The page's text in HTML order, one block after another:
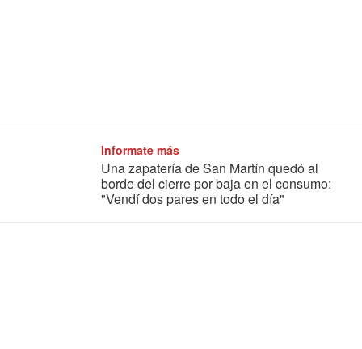
Informate más
Una zapatería de San Martín quedó al
borde del cierre por baja en el consumo:
"Vendí dos pares en todo el día"